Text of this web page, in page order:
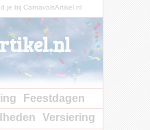
je bij CarnavalsArtikel.nl
Feestdagen
Versiering